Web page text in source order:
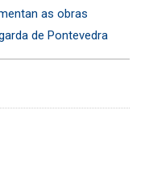
as obras
de Pontevedra